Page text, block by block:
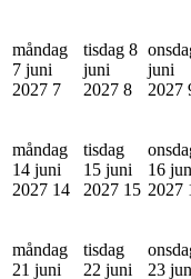
måndag
7 juni
2027 7
tisdag 8
juni
2027 8
juni
2027
måndag
14 juni
2027 14
tisdag
15 juni
2027 15
16
2027
måndag
21 juni
tisdag
22 juni
23